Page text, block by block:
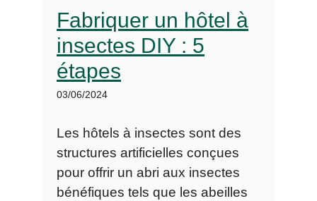
Fabriquer un hôtel à
insectes DIY : 5
étapes
03/06/2024
Les hôtels à insectes sont des
structures artificielles conçues
pour offrir un abri aux insectes
bénéfiques tels que les abeilles